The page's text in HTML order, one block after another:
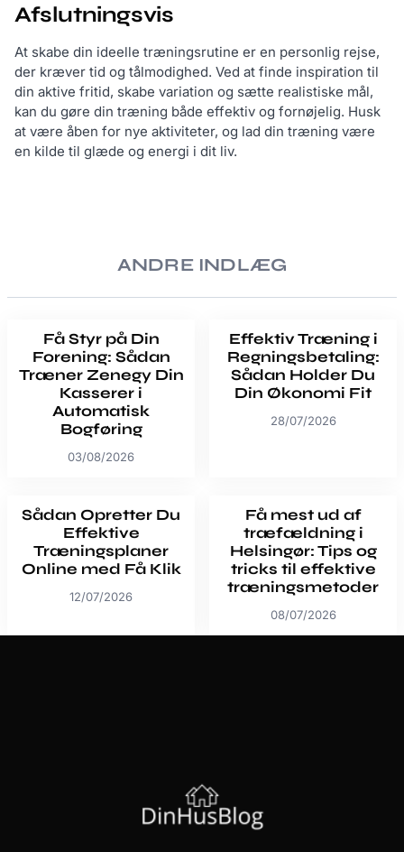
Afslutningsvis
At skabe din ideelle træningsrutine er en personlig rejse,
der kræver tid og tålmodighed. Ved at finde inspiration til
din aktive fritid, skabe variation og sætte realistiske mål,
kan du gøre din træning både effektiv og fornøjelig. Husk
at være åben for nye aktiviteter, og lad din træning være
en kilde til glæde og energi i dit liv.
ANDRE INDLÆG
Få Styr på Din
Forening: Sådan
Træner Zenegy Din
Kasserer i
Automatisk
Bogføring
03/08/2026
Effektiv Træning i
Regningsbetaling:
Sådan Holder Du
Din Økonomi Fit
28/07/2026
Sådan Opretter Du
Effektive
Træningsplaner
Online med Få Klik
12/07/2026
Få mest ud af
træfældning i
Helsingør: Tips og
tricks til effektive
træningsmetoder
08/07/2026